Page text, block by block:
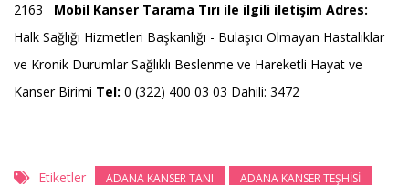
2163 Mobil Kanser Tarama Tırı ile ilgili iletişim Adres:
Halk Sağlığı Hizmetleri Başkanlığı - Bulaşıcı Olmayan Hastalıklar
ve Kronik Durumlar Sağlıklı Beslenme ve Hareketli Hayat ve
Kanser Birimi Tel: 0 (322) 400 03 03 Dahili: 3472
Etiketler ADANA KANSER TANI
ADANA KANSER TEŞHİSİ